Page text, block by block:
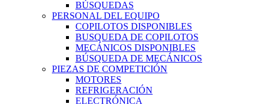
BÚSQUEDAS
PERSONAL DEL EQUIPO
COPILOTOS DISPONIBLES
BUSQUEDA DE COPILOTOS
MECÁNICOS DISPONIBLES
BÚSQUEDA DE MECÁNICOS
PIEZAS DE COMPETICIÓN
MOTORES
REFRIGERACIÓN
ELECTRÓNICA